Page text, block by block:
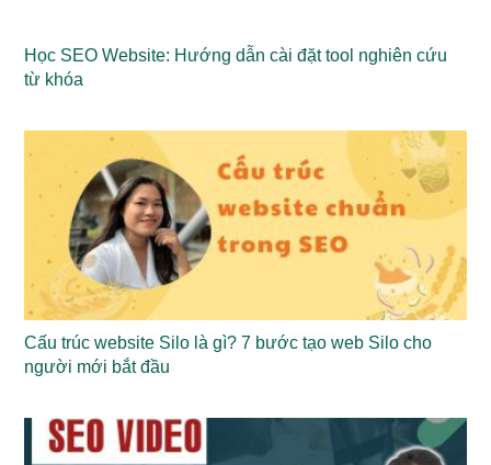
Học SEO Website: Hướng dẫn cài đặt tool nghiên cứu
từ khóa
Cấu trúc website Silo là gì? 7 bước tạo web Silo cho
người mới bắt đầu